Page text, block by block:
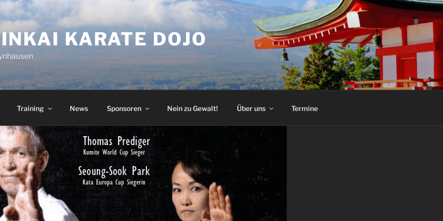
KARATE DOJO
Training News Sponsoren Nein zu Gewalt! Über uns Termine